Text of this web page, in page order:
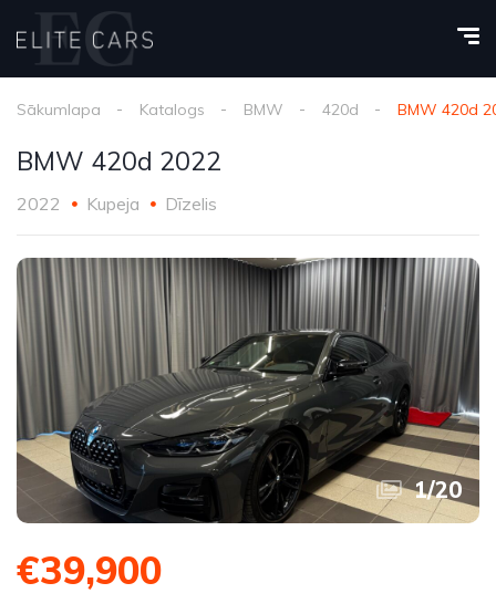
Sākumlapa Katalogs BMW 420d BMW 420d
BMW 420d 2022
2022 Kupeja Dīzelis
1/20
€39,900